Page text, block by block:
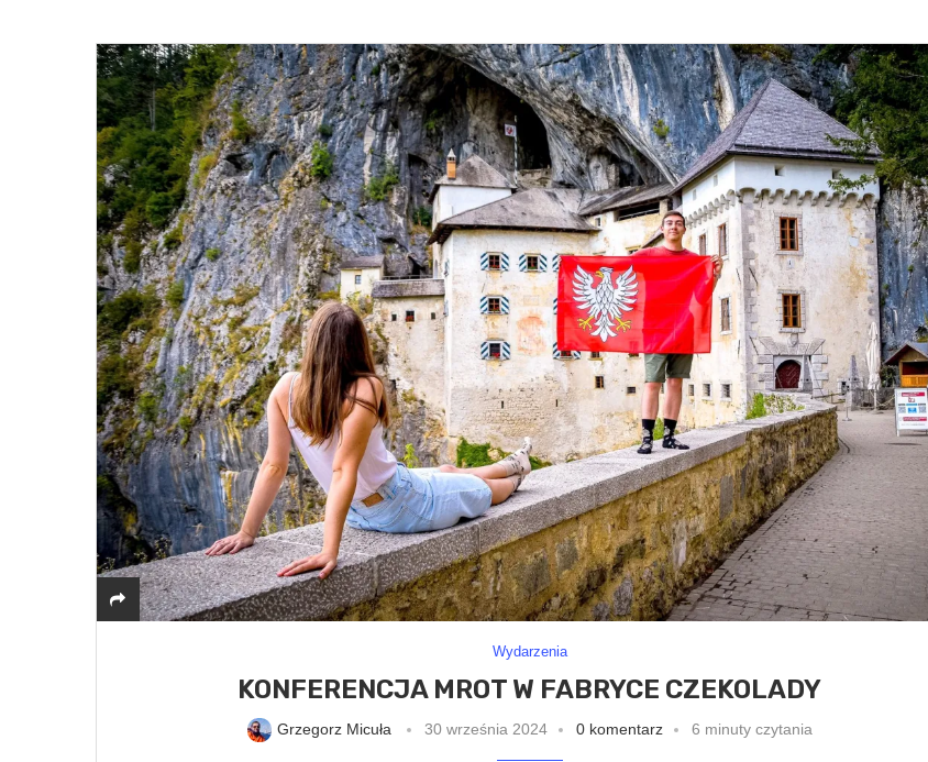
Wydarzenia
KONFERENCJA MROT W FABRYCE CZEKOLADY
Grzegorz Micuła 30 września 2024 0 komentarz 6 minuty czytania